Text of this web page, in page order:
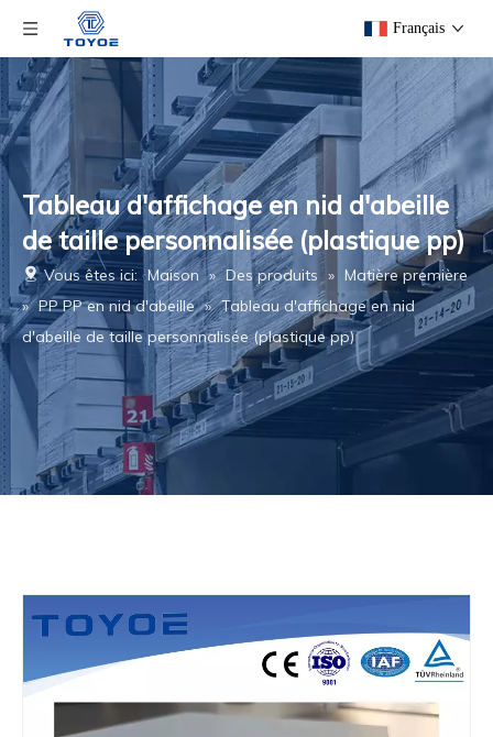
Français
Tableau d'affichage en nid d'abeille
de taille personnalisée (plastique pp)
Vous êtes ici: Maison » Des produits » Matière première
» PP PP en nid d'abeille » Tableau d'affichage en nid
d'abeille de taille personnalisée (plastique pp)